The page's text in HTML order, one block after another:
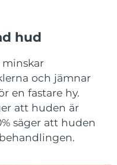
hud
minskar
och jämnar
en fastare hy.
att huden är
säger att huden
leverans
leverans
leverans8/9/26
leverans 8/8/26
leverans